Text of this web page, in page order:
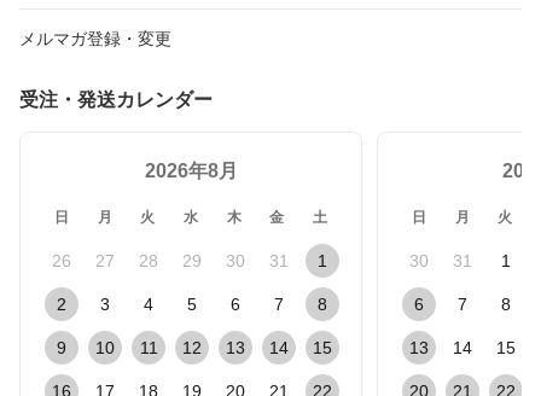
メルマガ登録・変更
受注・発送カレンダー
2026年8月
日 月 火 水 木 金 土
26 27 28 29 30 31 1
2 3 4 5 6 7 8
9 10 11 12 13 14 15
16 17 18 19 20 21 22
日 月 火
30 31 1
6 7 8
13 14 15
20 21 22